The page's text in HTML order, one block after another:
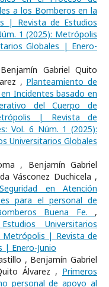
a los Bomberos en la
| Revista de Estudios
1 (2025): Metrópolis
Globales | Enero-
Gabriel Quito
, Planteamiento de
Incidentes basado en
del Cuerpo de
| Revista de
Vol. 6 Núm. 1 (2025):
Universitarios Globales
, Benjamín Gabriel
Vásconez Duchicela ,
en Atención
para el personal de
Buena Fe. ,
Universitarios
Metrópolis | Revista de
| Enero-Junio
, Benjamín Gabriel
Álvarez , Primeros
personal de apoyo al